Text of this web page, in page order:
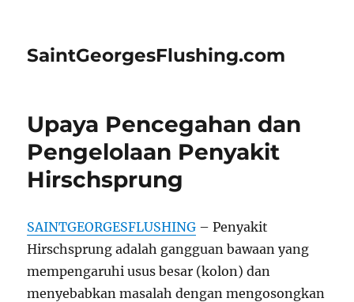
SaintGeorgesFlushing.com
Upaya Pencegahan dan
Pengelolaan Penyakit
Hirschsprung
SAINTGEORGESFLUSHING – Penyakit
Hirschsprung adalah gangguan bawaan yang
mempengaruhi usus besar (kolon) dan
menyebabkan masalah dengan mengosongkan